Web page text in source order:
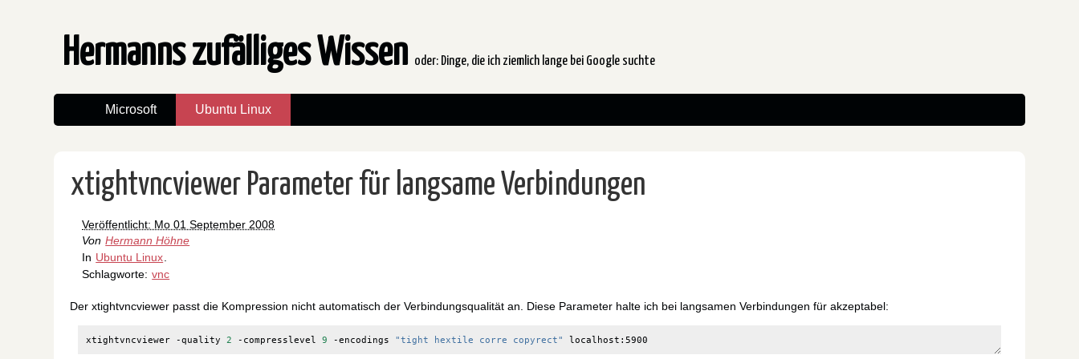
Hermanns zufälliges Wissen oder: Dinge, die ich ziemlich lange bei Google suchte
Microsoft Ubuntu Linux
xtightvncviewer Parameter für langsame Verbindungen
Veröffentlicht: Mo 01 September 2008
Von Hermann Höhne
In Ubuntu Linux.
Schlagworte: vnc
Der xtightvncviewer passt die Kompression nicht automatisch der Verbindungsqualität an. Diese Parameter halte ich bei langsamen Verbindungen für akzeptabel:
xtightvncviewer -quality 2 -compresslevel 9 -encodings "tight hextile corre copyrect"